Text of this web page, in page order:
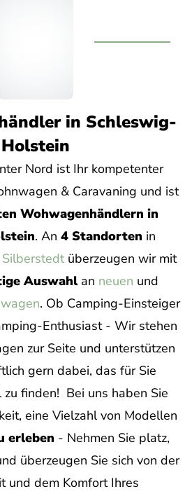
in Schleswig-
Holstein
Nord ist Ihr kompetenter
& Caravaning und ist
Wohwagenhändlern in
. An 4 Standorten in
Silberstedt überzeugen wir mit
Auswahl an neuen und
. Ob Camping-Einsteiger
Enthusiast - Wir stehen
zur Seite und unterstützen
gern dabei, das für Sie
finden! Bei uns haben Sie
eine Vielzahl von Modellen
erleben - Nehmen Sie platz,
überzeugen Sie sich von der
und dem Komfort Ihres